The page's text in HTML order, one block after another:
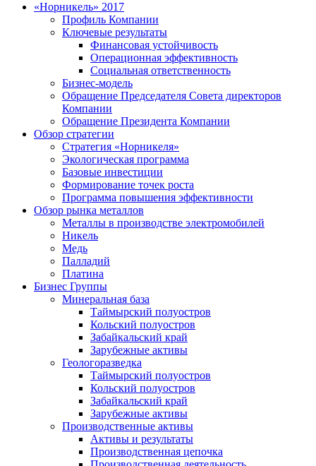
«Норникель» 2017
Профиль Компании
Ключевые результаты
Финансовая устойчивость
Операционная эффективность
Социальная ответственность
Бизнес-модель
Обращение Председателя Совета директоров
Компании
Обращение Президента Компании
Обзор стратегии
Стратегия «Норникеля»
Экологическая программа
Базовые инвестиции
Формирование точек роста
Программа повышения эффективности
Обзор рынка металлов
Металлы в производстве электромобилей
Никель
Медь
Палладий
Платина
Бизнес Группы
Минеральная база
Таймырский полуостров
Кольский полуостров
Забайкальский край
Зарубежные активы
Геологоразведка
Таймырский полуостров
Кольский полуостров
Забайкальский край
Зарубежные активы
Производственные активы
Активы и результаты
Производственная цепочка